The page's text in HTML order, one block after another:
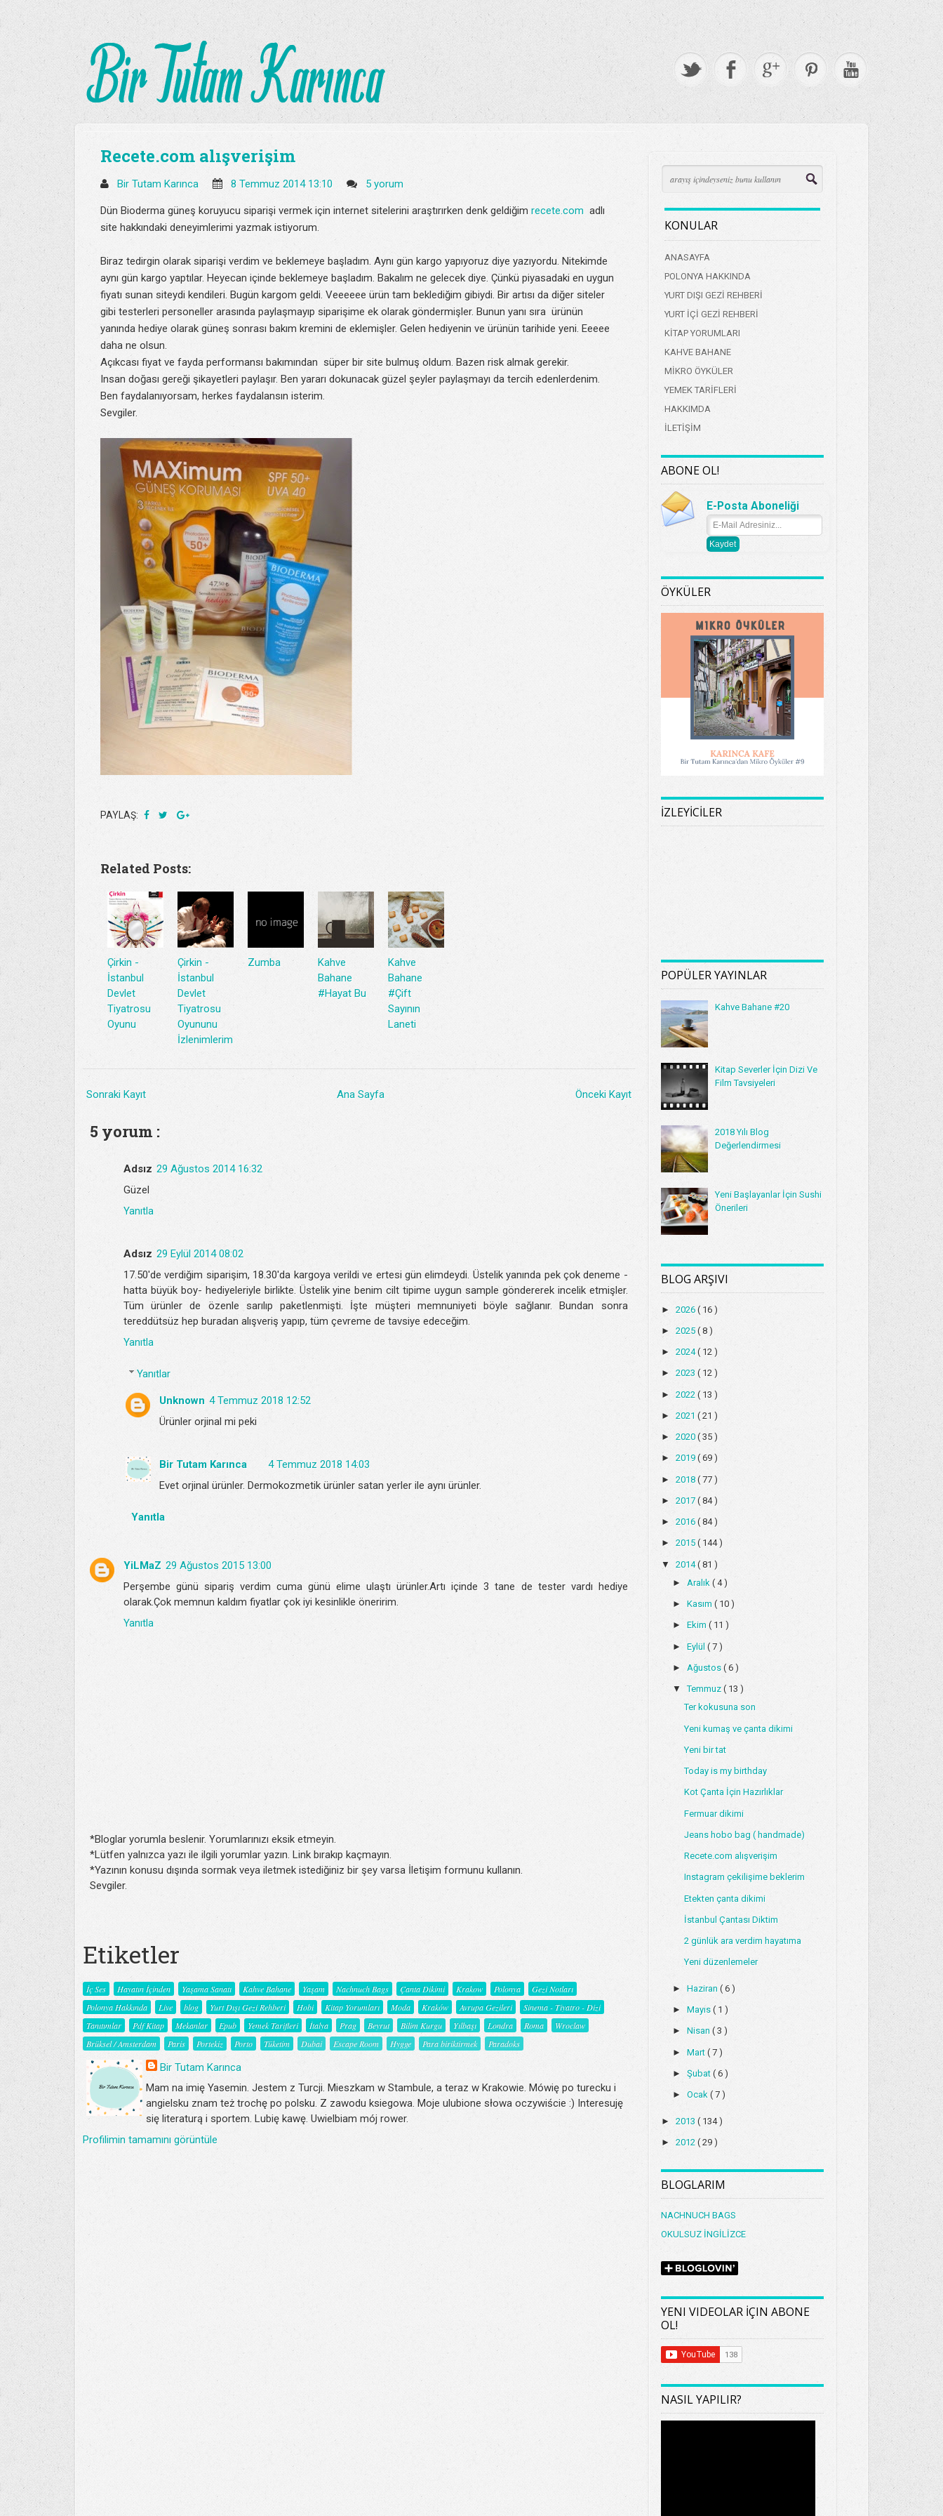
Recete.com alışverişim
Bir Tutam Karınca 8 Temmuz 2014 13:10 5 yorum
Dün Bioderma güneş koruyucu siparişi vermek için internet sitelerini araştırırken denk geldiğim recete.com adlı
site hakkındaki deneyimlerimi yazmak istiyorum.
Biraz tedirgin olarak siparişi verdim ve beklemeye başladım. Aynı gün kargo yapıyoruz diye yazıyordu. Nitekimde
aynı gün kargo yaptılar. Heyecan içinde beklemeye başladım. Bakalım ne gelecek diye. Çünkü piyasadaki en uygun
fiyatı sunan siteydi kendileri. Bugün kargom geldi. Veeeeee ürün tam beklediğim gibiydi. Bir artısı da diğer siteler
gibi testerleri personeller arasında paylaşmayıp siparişime ek olarak göndermişler. Bunun yanı sıra ürünün
yanında hediye olarak güneş sonrası bakım kremini de eklemişler. Gelen hediyenin ve ürünün tarihide yeni. Eeeee
daha ne olsun.
Açıkcası fiyat ve fayda performansı bakımından süper bir site bulmuş oldum. Bazen risk almak gerekir.
Insan doğası gereği şikayetleri paylaşır. Ben yararı dokunacak güzel şeyler paylaşmayı da tercih edenlerdenim.
Ben faydalanıyorsam, herkes faydalansın isterim.
Sevgiler.
PAYLAŞ:
Related Posts:
Çirkin -
İstanbul
Devlet
Tiyatrosu
Oyunu
Çirkin -
İstanbul
Devlet
Tiyatrosu
Oyununu
İzlenimlerim
Zumba
Kahve
Bahane
#Hayat Bu
Kahve
Bahane
#Çift
Sayının
Laneti
Sonraki Kayıt Önceki Kayıt
Ana Sayfa
5 yorum :
Adsız 29 Ağustos 2014 16:32
Güzel
Yanıtla
Adsız 29 Eylül 2014 08:02
17.50'de verdiğim siparişim, 18.30'da kargoya verildi ve ertesi gün elimdeydi. Üstelik yanında pek çok deneme -
hatta büyük boy- hediyeleriyle birlikte. Üstelik yine benim cilt tipime uygun sample göndererek incelik etmişler.
Tüm ürünler de özenle sarılıp paketlenmişti. İşte müşteri memnuniyeti böyle sağlanır. Bundan sonra
tereddütsüz hep buradan alışveriş yapıp, tüm çevreme de tavsiye edeceğim.
Yanıtla
Yanıtlar
Unknown 4 Temmuz 2018 12:52
Ürünler orjinal mi peki
Bir Tutam Karınca
4 Temmuz 2018 14:03
Evet orjinal ürünler. Dermokozmetik ürünler satan yerler ile aynı ürünler.
Yanıtla
YiLMaZ 29 Ağustos 2015 13:00
Perşembe günü sipariş verdim cuma günü elime ulaştı ürünler.Artı içinde 3 tane de tester vardı hediye
olarak.Çok memnun kaldım fiyatlar çok iyi kesinlikle öneririm.
Yanıtla
*Bloglar yorumla beslenir. Yorumlarınızı eksik etmeyin.
*Lütfen yalnızca yazı ile ilgili yorumlar yazın. Link bırakıp kaçmayın.
*Yazının konusu dışında sormak veya iletmek istediğiniz bir şey varsa İletişim formunu kullanın.
Sevgiler.
Etiketler
İç Ses Hayatın İçinden Yaşama Sanatı Kahve Bahane Yaşam Nachnuch Bags Çanta Dikimi Krakow Polonya
Gezi Notları
Polonya Hakkında
Live blog Yurt Dışı Gezi Rehberi Hobi Kitap Yorumları Moda Kraków Avrupa Gezileri
Sinema - Tiyatro - Dizi
Tanıtımlar
Pdf Kitap Mekanlar Epub Yemek Tarifleri İtalya Prag Beyrut Bilim Kurgu Yılbaşı Londra Roma
Wroclaw
Brüksel / Amsterdam
Paris Portekiz Porto Tüketim Dubai Escape Room Hygge Para biriktirmek Paradoks
Bir Tutam Karınca
Mam na imię Yasemin. Jestem z Turcji. Mieszkam w Stambule, a teraz w Krakowie. Mówię po turecku i
angielsku znam też trochę po polsku. Z zawodu ksiegowa. Moje ulubione słowa oczywiście :) Interesuję
się literaturą i sportem. Lubię kawę. Uwielbiam mój rower.
Profilimin tamamını görüntüle
KONULAR
ANASAYFA
POLONYA HAKKINDA
YURT DIŞI GEZİ REHBERİ
YURT İÇİ GEZİ REHBERİ
KİTAP YORUMLARI
KAHVE BAHANE
MİKRO ÖYKÜLER
YEMEK TARİFLERİ
HAKKIMDA
İLETİŞİM
ABONE OL!
E-Posta Aboneliği
ÖYKÜLER
İZLEYİCİLER
POPÜLER YAYINLAR
Kahve Bahane #20
Kitap Severler İçin Dizi Ve
Film Tavsiyeleri
2018 Yılı Blog
Değerlendirmesi
Yeni Başlayanlar İçin Sushi
Önerileri
BLOG ARŞIVI
►2026( 16 )
►2025( 8 )
►2024( 12 )
►2023( 12 )
►2022( 13 )
►2021( 21 )
►2020( 35 )
►2019( 69 )
►2018( 77 )
►2017( 84 )
►2016( 84 )
►2015( 144 )
▼2014( 81 )
► Aralık ( 4 )
► Kasım ( 10 )
► Ekim ( 11 )
► Eylül ( 7 )
► Ağustos ( 6 )
▼Temmuz ( 13 )
Ter kokusuna son
Yeni kumaş ve çanta dikimi
Yeni bir tat
Today is my birthday
Kot Çanta İçin Hazırlıklar
Fermuar dikimi
Jeans hobo bag ( handmade)
Recete.com alışverişim
Instagram çekilişime beklerim
Etekten çanta dikimi
İstanbul Çantası Diktim
2 günlük ara verdim hayatıma
Yeni düzenlemeler
► Haziran ( 6 )
► Mayıs ( 1 )
► Nisan ( 3 )
► Mart ( 7 )
► Şubat ( 6 )
► Ocak ( 7 )
►2013( 134 )
►2012( 29 )
BLOGLARIM
NACHNUCH BAGS
OKULSUZ İNGİLİZCE
YENI VIDEOLAR İÇIN ABONE
OL!
NASIL YAPILIR?